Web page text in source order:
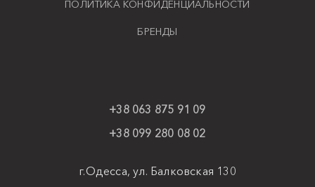
ПОЛИТИКА КОНФИДЕНЦИАЛЬНОСТИ
БРЕНДЫ
+38 063 875 91 09
+38 099 280 08 02
г.Одесса, ул. Балковская 130